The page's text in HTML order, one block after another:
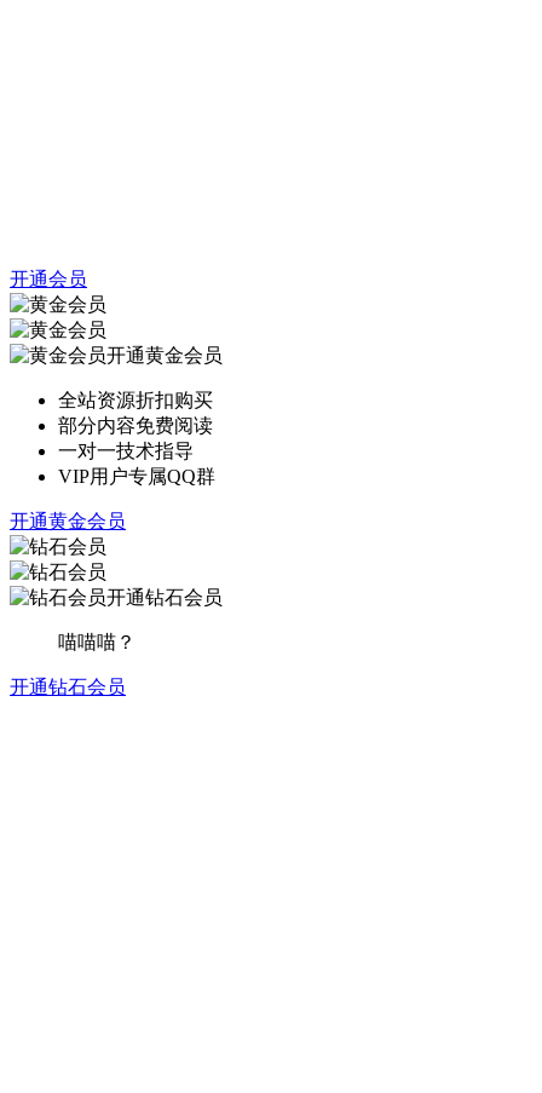
开通会员
开通黄金会员
全站资源折扣购买
部分内容免费阅读
一对一技术指导
VIP用户专属QQ群
开通黄金会员
开通钻石会员
喵喵喵？
开通钻石会员